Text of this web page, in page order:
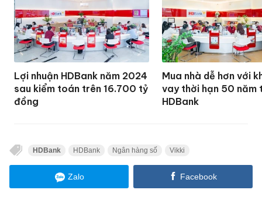
Lợi nhuận HDBank năm 2024
sau kiểm toán trên 16.700 tỷ
đồng
Mua nhà dễ hơn với
vay thời hạn 50 năm
HDBank
HDBank HDBank Ngân hàng số Vikki
Zalo Facebook